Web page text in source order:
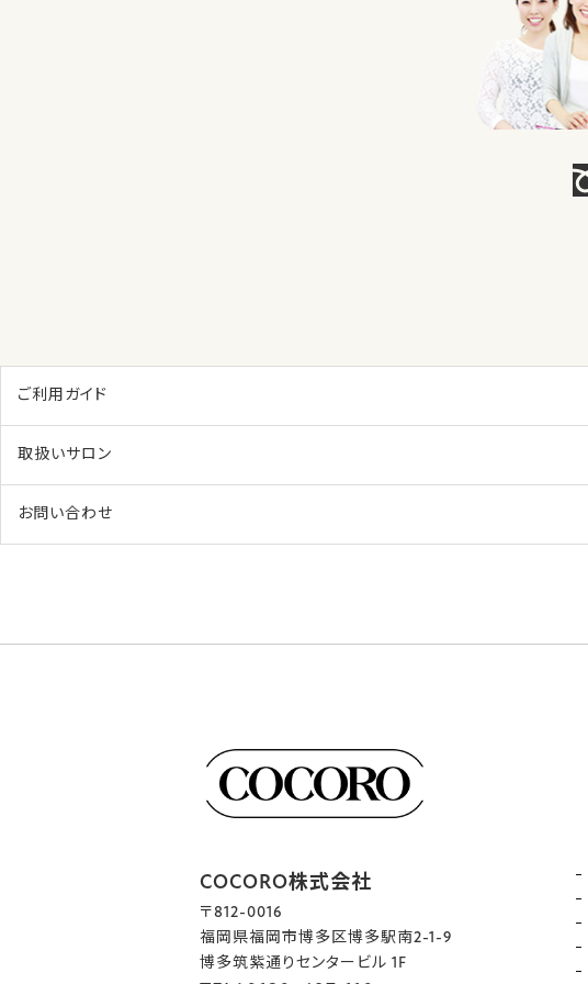
ご利用ガイド
取扱いサロン
お問い合わせ
COCORO株式会社
〒812-0016
福岡県福岡市博多区博多駅南2-1-9
博多筑紫通りセンタービル 1F